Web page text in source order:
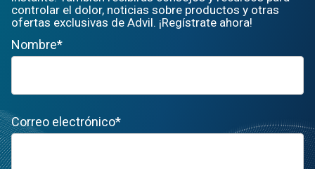
controlar el dolor, noticias sobre productos y otras
ofertas exclusivas de Advil. ¡Regístrate ahora!
Nombre*
Correo electrónico*